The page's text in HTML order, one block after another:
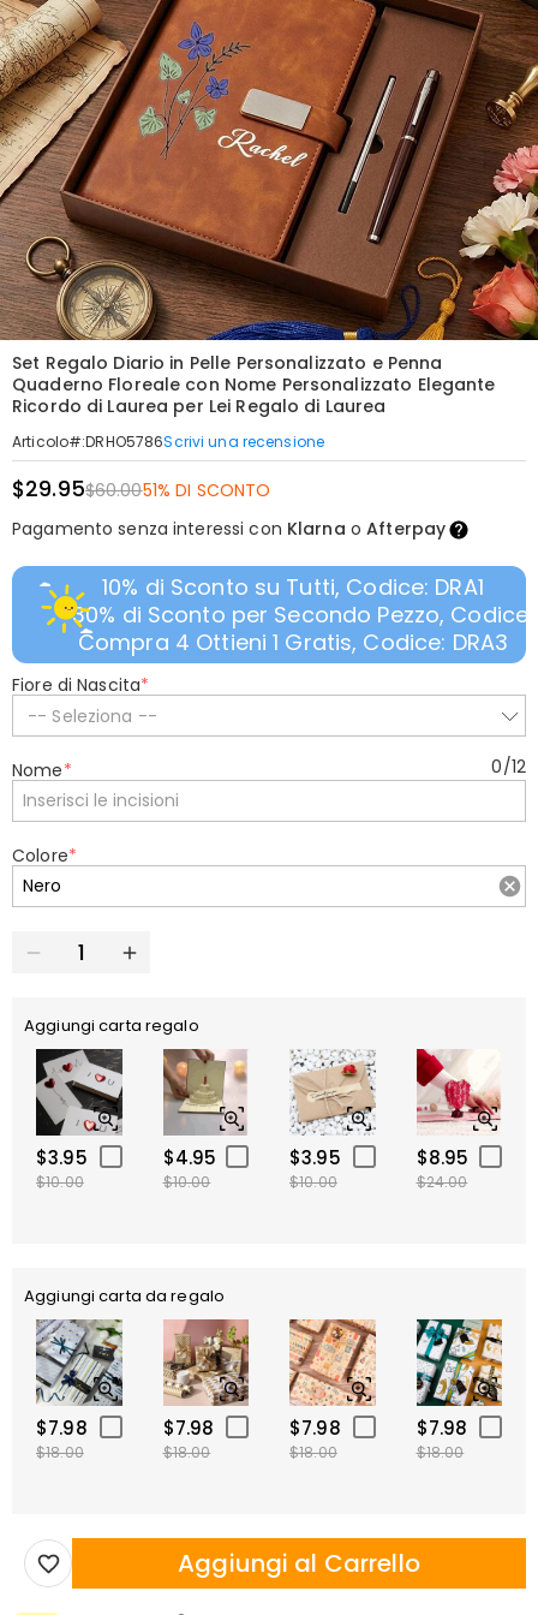
Set Regalo Diario in Pelle Personalizzato e Penna
Quaderno Floreale con Nome Personalizzato Elegante
Ricordo di Laurea per Lei Regalo di Laurea
Articolo#:DRHO5786Scrivi una recensione
$29.95$60.0051% DI SCONTO
Pagamento senza interessi con Klarna oAfterpay
10% di Sconto su Tutti, Codice: DRA1
30% di Sconto per Secondo Pezzo, Codice:
Compra 4 Ottieni 1 Gratis, Codice: DRA3
Fiore di Nascita*
-- Seleziona --
Nome* 0/12
Colore*
Aggiungi carta regalo
$3.95
$10.00
$4.95
$10.00
$3.95
$10.00
$8.95
$24.00
Aggiungi carta da regalo
$7.98
$18.00
$7.98
$18.00
$7.98
$18.00
$7.98
$18.00
Aggiungi al Carrello